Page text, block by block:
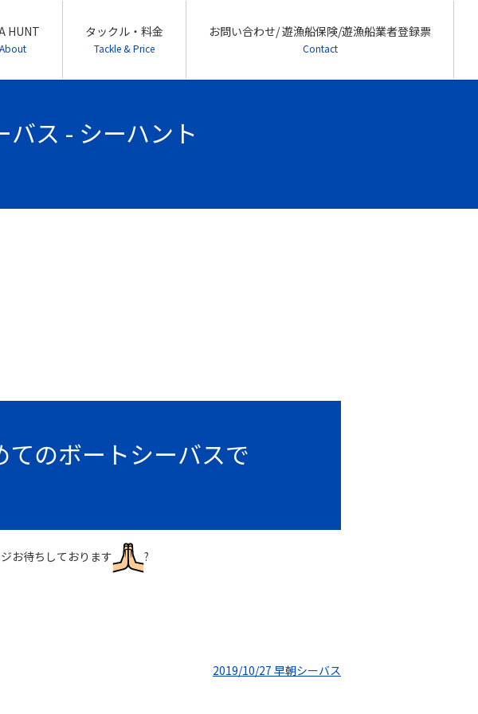
HUNT
About
タックル・料金
Tackle & Price
お問い合わせ/ 遊漁船保険/遊漁船業者登録票
Contact
ス - シーハント
のボートシーバスで
お待ちしております
?
2019/10/27 早朝シーバス